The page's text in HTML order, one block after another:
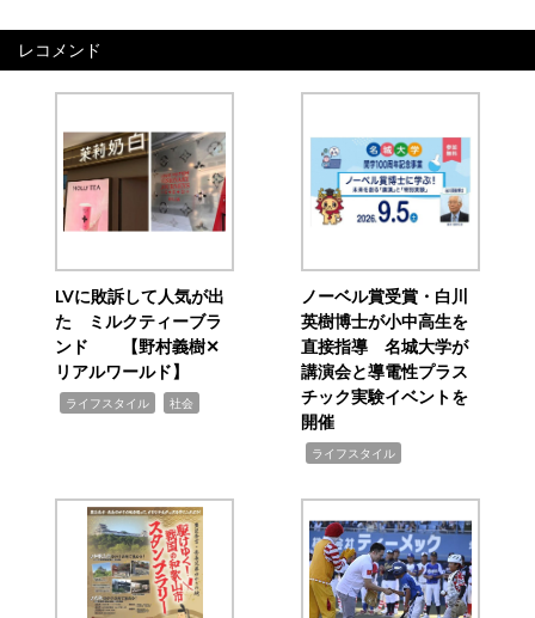
レコメンド
LVに敗訴して人気が出
た ミルクティーブラ
ンド 【野村義樹✕
リアルワールド】
ライフスタイル 社会
ノーベル賞受賞・白川
英樹博士が小中高生を
直接指導 名城大学が
講演会と導電性プラス
チック実験イベントを
開催
ライフスタイル